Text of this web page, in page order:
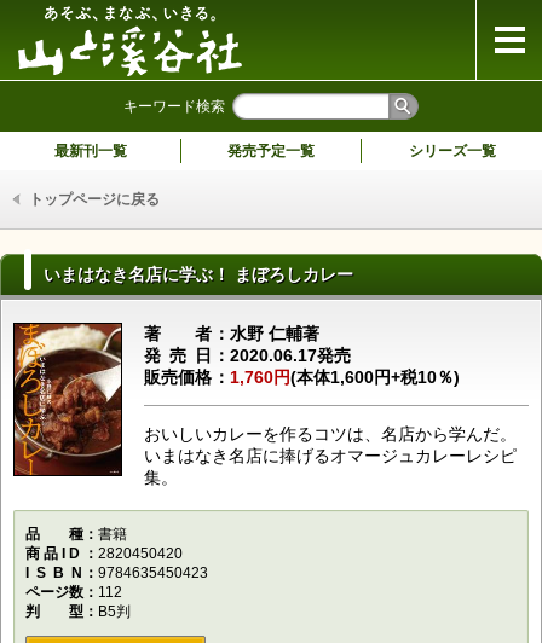
キーワード検索
最新刊一覧 発売予定一覧 シリーズ一覧
トップページに戻る
いまはなき名店に学ぶ！ まぼろしカレー
著者水野 仁輔著
発売日 2020.06.17発売
販売価格
1,760円(本体1,600円+税10％)
おいしいカレーを作るコツは、名店から学んだ。
いまはなき名店に捧げるオマージュカレーレシピ
集。
品種書籍
商品ID
2820450420
ISBN
9784635450423
ページ数
112
判型B5判